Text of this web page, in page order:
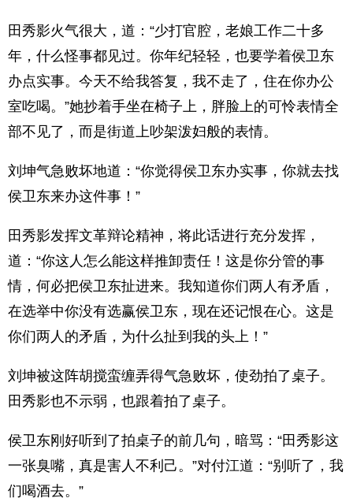
田秀影火气很大，道：“少打官腔，老娘工作二十多
年，什么怪事都见过。你年纪轻轻，也要学着侯卫东
办点实事。今天不给我答复，我不走了，住在你办公
室吃喝。”她抄着手坐在椅子上，胖脸上的可怜表情全
部不见了，而是街道上吵架泼妇般的表情。
刘坤气急败坏地道：“你觉得侯卫东办实事，你就去找
侯卫东来办这件事！”
田秀影发挥文革辩论精神，将此话进行充分发挥，
道：“你这人怎么能这样推卸责任！这是你分管的事
情，何必把侯卫东扯进来。我知道你们两人有矛盾，
在选举中你没有选赢侯卫东，现在还记恨在心。这是
你们两人的矛盾，为什么扯到我的头上！”
刘坤被这阵胡搅蛮缠弄得气急败坏，使劲拍了桌子。
田秀影也不示弱，也跟着拍了桌子。
侯卫东刚好听到了拍桌子的前几句，暗骂：“田秀影这
一张臭嘴，真是害人不利己。”对付江道：“别听了，我
们喝酒去。”